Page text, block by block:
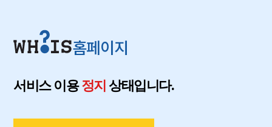
홈페이지
서비스 이용정지 상태입니다.